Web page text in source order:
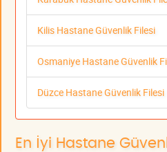
Kilis Hastane Güvenlik Filesi
Osmaniye Hastane Güvenlik
Düzce Hastane Güvenlik Filesi
En İyi Hastane